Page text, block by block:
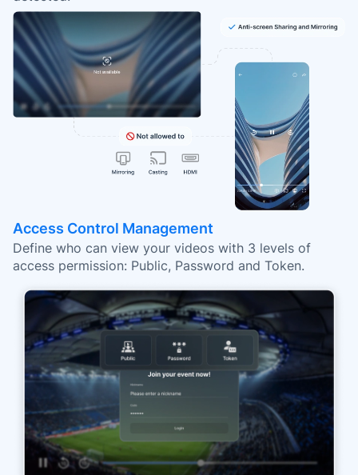
Access Control Management
Define who can view your videos with 3 levels of
access permission: Public, Password and Token.